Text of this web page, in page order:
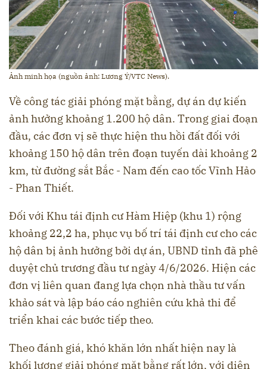
Ảnh minh họa (nguồn ảnh: Lương Ý/VTC News).
Về công tác giải phóng mặt bằng, dự án dự kiến
ảnh hưởng khoảng 1.200 hộ dân. Trong giai đoạn
đầu, các đơn vị sẽ thực hiện thu hồi đất đối với
khoảng 150 hộ dân trên đoạn tuyến dài khoảng 2
km, từ đường sắt Bắc - Nam đến cao tốc Vĩnh Hảo
- Phan Thiết.
Đối với Khu tái định cư Hàm Hiệp (khu 1) rộng
khoảng 22,2 ha, phục vụ bố trí tái định cư cho các
hộ dân bị ảnh hưởng bởi dự án, UBND tỉnh đã phê
duyệt chủ trương đầu tư ngày 4/6/2026. Hiện các
đơn vị liên quan đang lựa chọn nhà thầu tư vấn
khảo sát và lập báo cáo nghiên cứu khả thi để
triển khai các bước tiếp theo.
Theo đánh giá, khó khăn lớn nhất hiện nay là
khối lượng giải phóng mặt bằng rất lớn, với diện